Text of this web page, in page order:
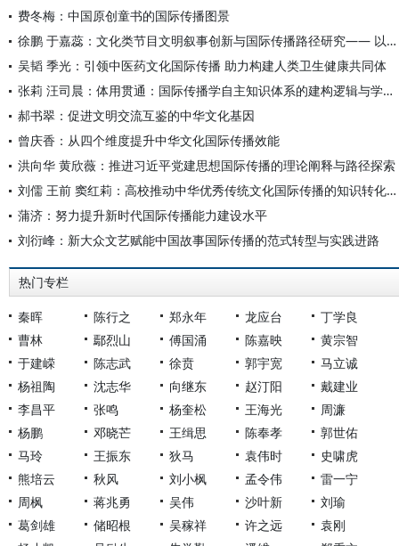
费冬梅：中国原创童书的国际传播图景
徐鹏 于嘉蕊：文化类节目文明叙事创新与国际传播路径研究—— 以《遇鉴文明》第二季为例
吴韬 季光：引领中医药文化国际传播 助力构建人类卫生健康共同体
张莉 汪司晨：体用贯通：国际传播学自主知识体系的建构逻辑与学科交叉进路
郝书翠：促进文明交流互鉴的中华文化基因
曾庆香：从四个维度提升中华文化国际传播效能
洪向华 黄欣薇：推进习近平党建思想国际传播的理论阐释与路径探索
刘儒 王前 窦红莉：高校推动中华优秀传统文化国际传播的知识转化路径
蒲济：努力提升新时代国际传播能力建设水平
刘衍峰：新大众文艺赋能中国故事国际传播的范式转型与实践进路
热门专栏
秦晖 陈行之 郑永年 龙应台
丁学良
曹林
鄢烈山 傅国涌 陈嘉映
黄宗智
于建嵘
陈志武 徐贲 郭宇宽
马立诚
杨祖陶
沈志华 向继东 赵汀阳
戴建业
李昌平
张鸣 杨奎松 王海光
周濂
杨鹏
邓晓芒 王缉思 陈奉孝
郭世佑
马玲
王振东 狄马 袁伟时
史啸虎
熊培云
秋风 刘小枫 孟令伟
雷一宁
周枫
蒋兆勇 吴伟 沙叶新
刘瑜
葛剑雄
储昭根 吴稼祥 许之远
袁刚